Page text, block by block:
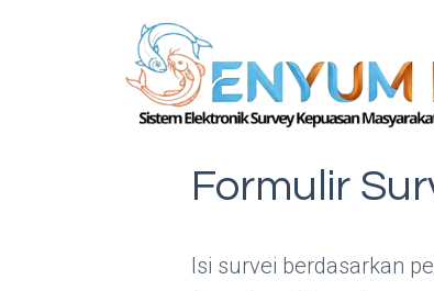
Formulir
Isi survei berdasarkan